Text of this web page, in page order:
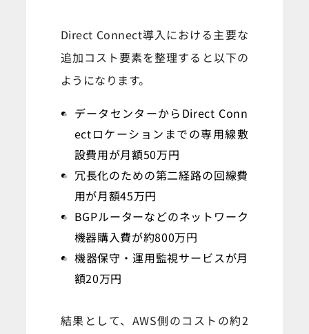
Direct Connect導入における主要な
追加コスト要素を整理すると以下の
ようになります。
データセンターからDirect Conn
ectロケーションまでの専用線敷
設費用が月額50万円
冗長化のための第二経路の回線費
用が月額45万円
BGPルーターなどのネットワーク
機器購入費が約800万円
機器保守・運用監視サービスが月
額20万円
結果として、AWS側のコストの約2